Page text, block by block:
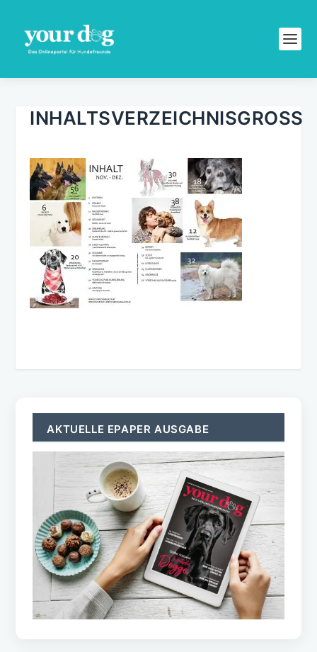
INHALTSVERZEICHNISGROSS
AKTUELLE EPAPER AUSGABE